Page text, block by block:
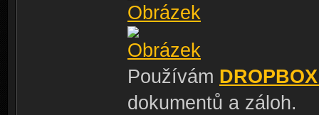
Používám
dokumentů a záloh.